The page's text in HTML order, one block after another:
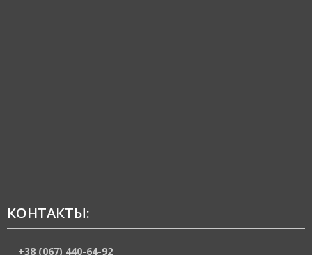
КОНТАКТЫ:
+38 (067) 440-64-92